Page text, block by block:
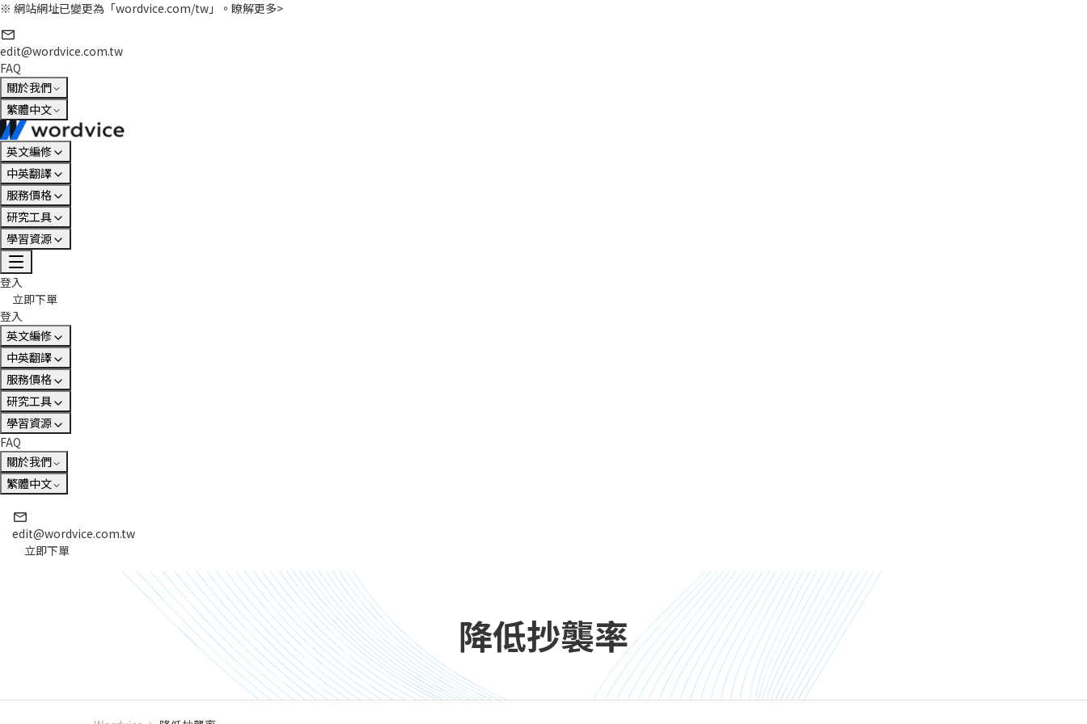
※ 網站網址已變更為「wordvice.com/tw」。 瞭解更多>
edit@wordvice.com.tw
FAQ
關於我們
繁體中文
英文編修
中英翻譯
服務價格
研究工具
學習資源
登入
立即下單
登入
英文編修
中英翻譯
服務價格
研究工具
學習資源
FAQ
關於我們
繁體中文
edit@wordvice.com.tw
立即下單
降低抄襲率